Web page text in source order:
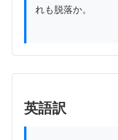
れも脱落か。
英語訳